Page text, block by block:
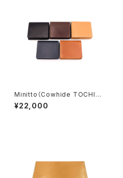
Minitto（Cowhide TOCHIGI
leather）/ Mini wallet
¥22,000